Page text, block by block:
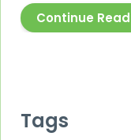
Continue
Tags